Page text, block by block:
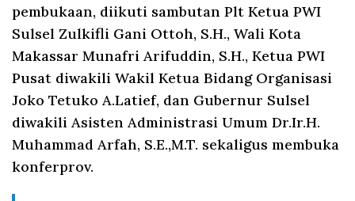
pembukaan, diikuti sambutan Plt Ketua PWI
Sulsel Zulkifli Gani Ottoh, S.H., Wali Kota
Makassar Munafri Arifuddin, S.H., Ketua PWI
Pusat diwakili Wakil Ketua Bidang Organisasi
Joko Tetuko A.Latief, dan Gubernur Sulsel
diwakili Asisten Administrasi Umum Dr.Ir.H.
Muhammad Arfah, S.E.,M.T. sekaligus membuka
konferprov.